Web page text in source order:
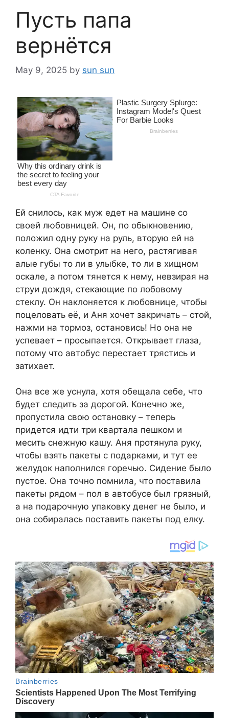
Пусть папа
вернётся
May 9, 2025 by sun sun
Ей снилось, как муж едет на машине со
своей любовницей. Он, по обыкновению,
положил одну руку на руль, вторую ей на
коленку. Она смотрит на него, растягивая
алые губы то ли в улыбке, то ли в хищном
оскале, а потом тянется к нему, невзирая на
струи дождя, стекающие по лобовому
стеклу. Он наклоняется к любовнице, чтобы
поцеловать её, и Аня хочет закричать – стой,
нажми на тормоз, остановись! Но она не
успевает – просыпается. Открывает глаза,
потому что автобус перестает трястись и
затихает.
Она все же уснула, хотя обещала себе, что
будет следить за дорогой. Конечно же,
пропустила свою остановку – теперь
придется идти три квартала пешком и
месить снежную кашу. Аня протянула руку,
чтобы взять пакеты с подарками, и тут ее
желудок наполнился горечью. Сидение было
пустое. Она точно помнила, что поставила
пакеты рядом – пол в автобусе был грязный,
а на подарочную упаковку денег не было, и
она собиралась поставить пакеты под елку.